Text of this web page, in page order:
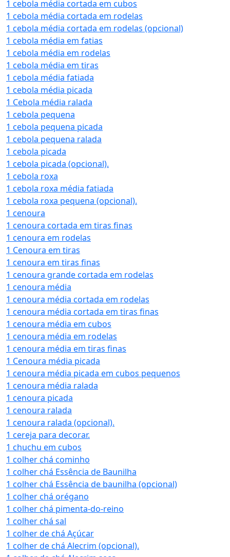
1 cebola média cortada em cubos
1 cebola média cortada em rodelas
1 cebola média cortada em rodelas (opcional)
1 cebola média em fatias
1 cebola média em rodelas
1 cebola média em tiras
1 cebola média fatiada
1 cebola média picada
1 Cebola média ralada
1 cebola pequena
1 cebola pequena picada
1 cebola pequena ralada
1 cebola picada
1 cebola picada (opcional).
1 cebola roxa
1 cebola roxa média fatiada
1 cebola roxa pequena (opcional).
1 cenoura
1 cenoura cortada em tiras finas
1 cenoura em rodelas
1 Cenoura em tiras
1 cenoura em tiras finas
1 cenoura grande cortada em rodelas
1 cenoura média
1 cenoura média cortada em rodelas
1 cenoura média cortada em tiras finas
1 cenoura média em cubos
1 cenoura média em rodelas
1 cenoura média em tiras finas
1 Cenoura média picada
1 cenoura média picada em cubos pequenos
1 cenoura média ralada
1 cenoura picada
1 cenoura ralada
1 cenoura ralada (opcional).
1 cereja para decorar.
1 chuchu em cubos
1 colher chá cominho
1 colher chá Essência de Baunilha
1 colher chá Essência de baunilha (opcional)
1 colher chá orégano
1 colher chá pimenta-do-reino
1 colher chá sal
1 colher de chá Açúcar
1 colher de chá Alecrim (opcional).